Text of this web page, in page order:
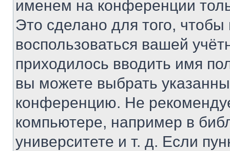
именем на конференции
Это сделано для того, чтобы
воспользоваться вашей
приходилось вводить имя
вы можете выбрать
конференцию. Не
компьютере, например в
университете и т. д. Если